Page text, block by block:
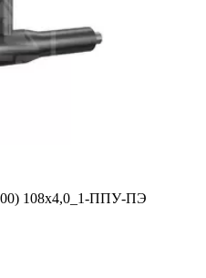
108х4,0_1-ППУ-ПЭ